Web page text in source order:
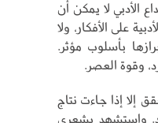
الأدبي لا يمكن أن
على الأفكار، ولا
بأسلوب مؤثر.
وقوة العصر.
إلا إذا جاءت نتاج
واستشهد بشعري